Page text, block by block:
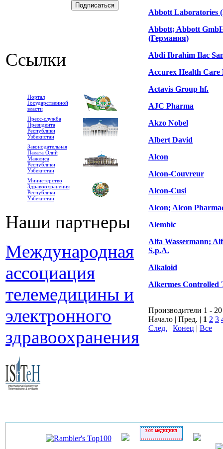
Ссылки
Портал
Государственной
власти
Пресс-служба
Президента
Республики
Узбекистан
Законодательная
Палата Олий
Мажлиса
Республики
Узбекистан
Министерство
Здравоохранения
Республики
Узбекистан
Наши партнеры
Международная
ассоциация
телемедицины и
электронного
здравоохранения
Abbott Laboratories
Abbott; Abbott
(Германия)
Abdi Ibrahim Ilac
Accurex Health
Actavis Group hf.
AJC Pharma
Akzo Nobel
Albert David
Alcon
Alcon-Couvreur
Alcon-Cusi
Alcon; Alcon
Alembic
Alfa Wassermann;
S.p.A.
Alkaloid
Alkermes Controlled
Производители 1 -
Начало | Пред. | 1 2 3
След. | Конец | Все